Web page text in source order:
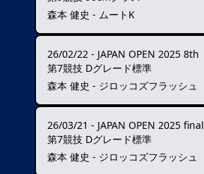
森本 健史 - ムートK
26/02/22 - JAPAN OPEN 2025 8th
第7競技 Dグレード標準
森本 健史 - ジロッコズフラッシュ
26/03/21 - JAPAN OPEN 2025 final
第7競技 Dグレード標準
森本 健史 - ジロッコズフラッシュ